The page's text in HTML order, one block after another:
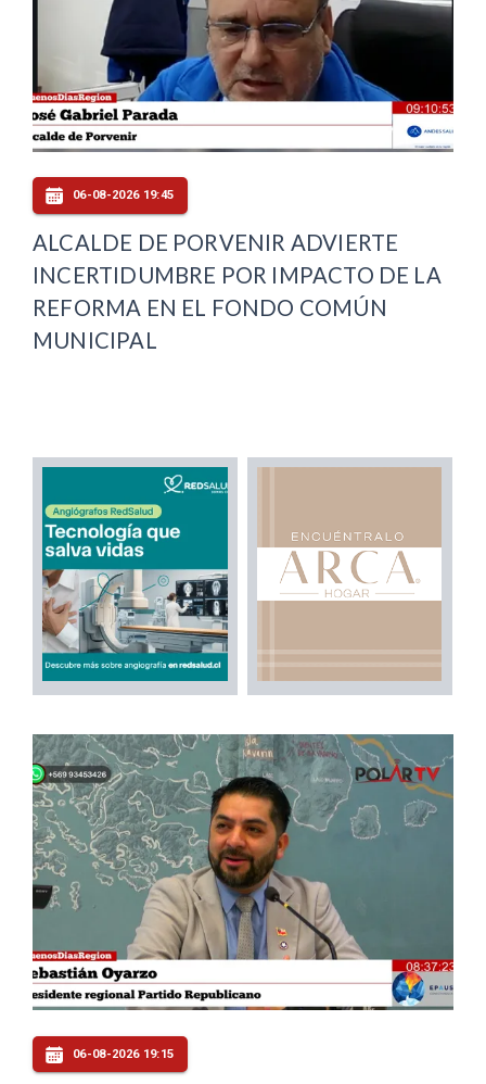
06-08-2026 19:45
ALCALDE DE PORVENIR ADVIERTE
INCERTIDUMBRE POR IMPACTO DE LA
REFORMA EN EL FONDO COMÚN
MUNICIPAL
06-08-2026 19:15